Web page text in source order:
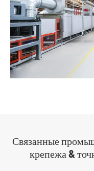
Связанные
крепежа &